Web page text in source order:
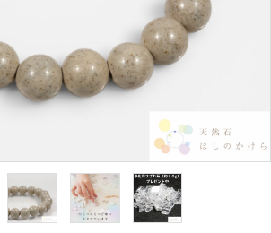
8月誕生石
11月誕生石
守護】
六芒星の
天珠【悠久
ング【星のひとし
ずく】